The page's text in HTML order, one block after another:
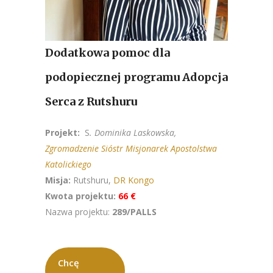
Dodatkowa pomoc dla
podopiecznej programu Adopcja
Serca z Rutshuru
Projekt: S. Dominika Laskowska,
Zgromadzenie Sióstr Misjonarek Apostolstwa
Katolickiego
Misja: Rutshuru, DR Kongo
Kwota projektu: 66 €
Nazwa projektu: 289/PALLS
Chcę